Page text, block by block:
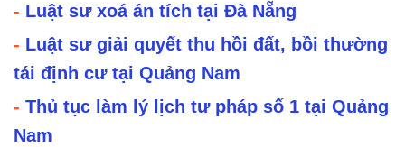
- Luật sư xoá án tích tại Đà Nẵng
- Luật sư giải quyết thu hồi đất, bồi thường
tái định cư tại Quảng Nam
- Thủ tục làm lý lịch tư pháp số 1 tại Quảng
Nam